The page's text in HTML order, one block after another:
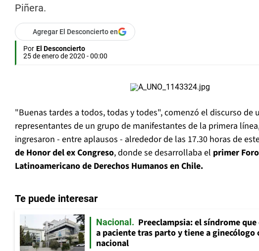
Piñera.
Agregar El Desconcierto en
Por El Desconcierto
25 de enero de 2020 - 00:00
"Buenas tardes a todos, todas y todes", comenzó el discurso de
representantes de un grupo de manifestantes de la primera
ingresaron - entre aplausos - alrededor de las 17.30 horas de
de Honor del ex Congreso, donde se desarrollaba el primer Foro
Latinoamericano de Derechos Humanos en Chile.
Te puede interesar
Nacional
Preeclampsia: el síndrome
a paciente tras parto y tiene a ginecólogo
nacional